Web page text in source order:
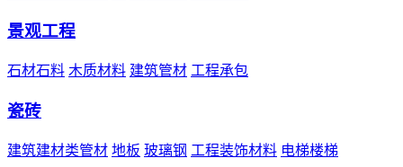
景观工程
石材石料 木质材料 建筑管材 工程承包
瓷砖
建筑建材类管材 地板 玻璃钢 工程装饰材料 电梯楼梯